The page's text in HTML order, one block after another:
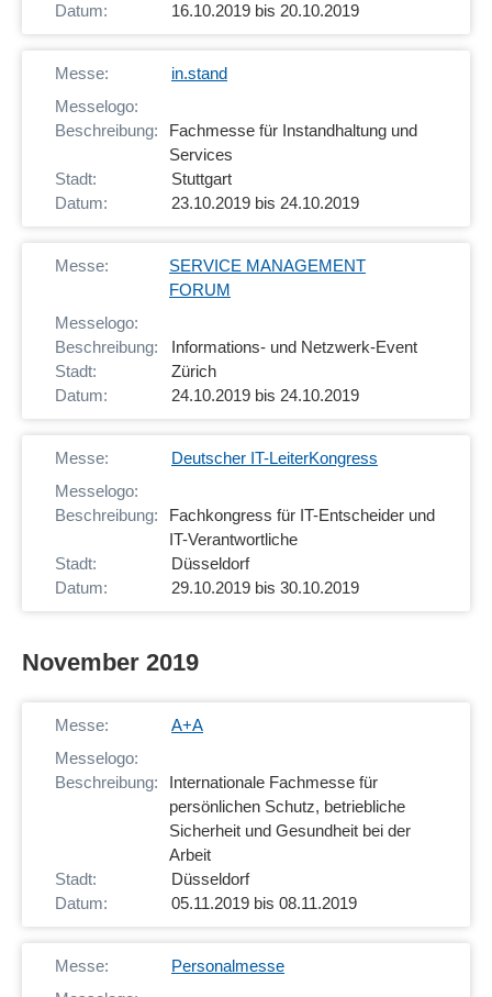
16.10.2019 bis 20.10.2019
in.stand
Fachmesse für Instandhaltung und
Services
Stuttgart
23.10.2019 bis 24.10.2019
SERVICE MANAGEMENT
FORUM
Informations- und Netzwerk-Event
Zürich
24.10.2019 bis 24.10.2019
Deutscher IT-Leiter­Kongress
Fachkongress für IT-Entscheider und
IT-Verantwortliche
Düsseldorf
29.10.2019 bis 30.10.2019
November 2019
A+A
Internationale Fachmesse für
persönlichen Schutz, betriebliche
Sicherheit und Gesundheit bei der
Arbeit
Düsseldorf
05.11.2019 bis 08.11.2019
Personalmesse